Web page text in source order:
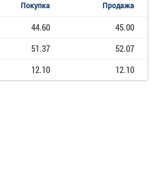
Покупка Продажа
44.60
45.00
51.37
52.07
12.10 12.10